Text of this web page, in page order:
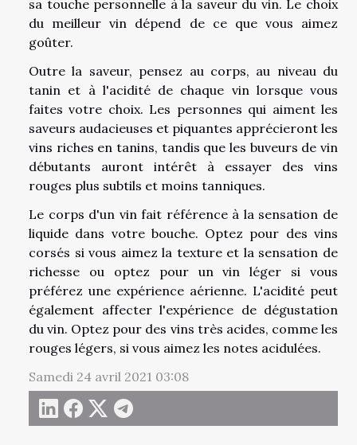
sa touche personnelle à la saveur du vin. Le choix
du meilleur vin dépend de ce que vous aimez
goûter.
Outre la saveur, pensez au corps, au niveau du
tanin et à l'acidité de chaque vin lorsque vous
faites votre choix. Les personnes qui aiment les
saveurs audacieuses et piquantes apprécieront les
vins riches en tanins, tandis que les buveurs de vin
débutants auront intérêt à essayer des vins
rouges plus subtils et moins tanniques.
Le corps d'un vin fait référence à la sensation de
liquide dans votre bouche. Optez pour des vins
corsés si vous aimez la texture et la sensation de
richesse ou optez pour un vin léger si vous
préférez une expérience aérienne. L'acidité peut
également affecter l'expérience de dégustation
du vin. Optez pour des vins très acides, comme les
rouges légers, si vous aimez les notes acidulées.
Samedi 24 avril 2021 03:08